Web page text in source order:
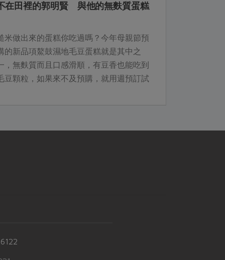
在田裡的郭明賢 與他的無麩質蛋糕
米做出來的蛋糕你吃過嗎？今年母親節預
的新品項鰲鼓濕地毛豆蛋糕就是其中之
，無麩質而且口感滑順，有豆香也能吃到
豆顆粒，如果來不及預購，就用週預訂試